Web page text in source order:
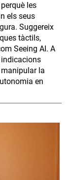
les
els seus
Suggereix
tàctils,
Seeing AI. A
la
en